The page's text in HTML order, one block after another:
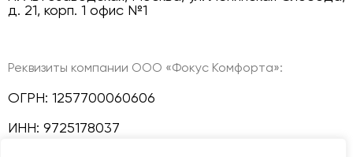
д. 21, корп. 1 офис №1
Реквизиты компании ООО «Фокус Комфорта»:
ОГРН: 1257700060606
ИНН: 9725178037